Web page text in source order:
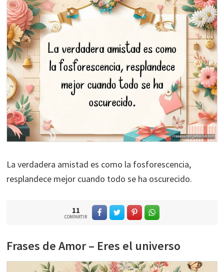
La verdadera amistad es como la fosforescencia,
resplandece mejor cuando todo se ha oscurecido.
11
COMPARTIR
Frases de Amor – Eres el universo